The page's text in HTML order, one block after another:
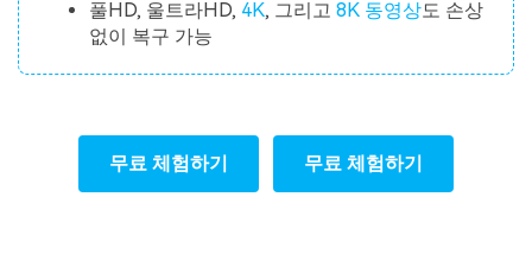
풀HD, 울트라HD, 4K, 그리고8K 동영상도 손상
없이 복구 가능
무료 체험하기 무료 체험하기